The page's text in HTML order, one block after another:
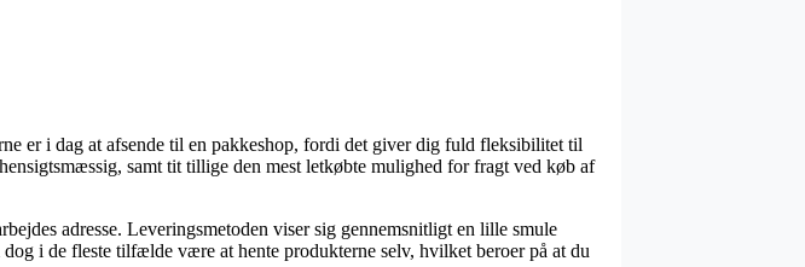
er i dag at afsende til en pakkeshop, fordi det giver dig fuld fleksibilitet til
samt tit tillige den mest letkøbte mulighed for fragt ved køb af
adresse. Leveringsmetoden viser sig gennemsnitligt en lille smule
i de fleste tilfælde være at hente produkterne selv, hvilket beroer på at du